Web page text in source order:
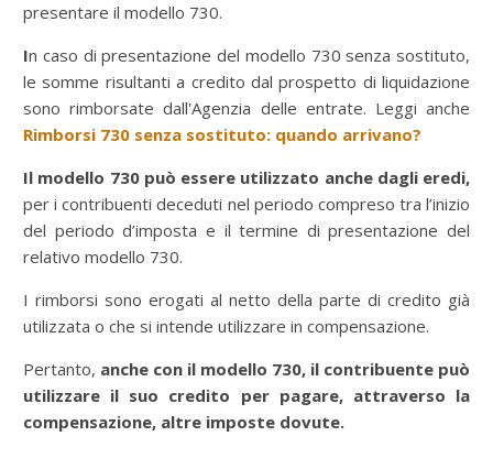
presentare il modello 730.
In caso di presentazione del modello 730 senza sostituto,
le somme risultanti a credito dal prospetto di liquidazione
sono rimborsate dall'Agenzia delle entrate. Leggi anche
Rimborsi 730 senza sostituto: quando arrivano?
Il modello 730 può essere utilizzato anche dagli eredi,
per i contribuenti deceduti nel periodo compreso tra l’inizio
del periodo d’imposta e il termine di presentazione del
relativo modello 730.
I rimborsi sono erogati al netto della parte di credito già
utilizzata o che si intende utilizzare in compensazione.
Pertanto, anche con il modello 730, il contribuente può
utilizzare il suo credito per pagare, attraverso la
compensazione, altre imposte dovute.